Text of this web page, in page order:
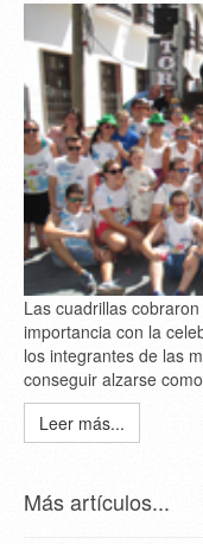
Las cuadrillas
importancia con la
los integrantes de las
conseguir alzarse
Leer más...
Más artículos...